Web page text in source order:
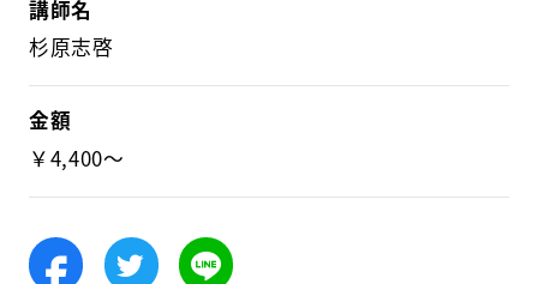
講師名
杉原志啓
金額
￥4,400～